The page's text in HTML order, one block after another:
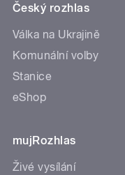
Český rozhlas
Válka na Ukrajině
Komunální volby
Stanice
eShop
mujRozhlas
Živé vysílání